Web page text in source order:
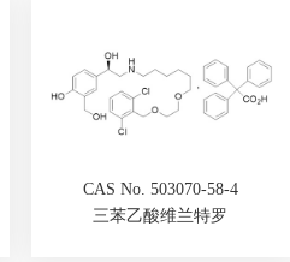
CAS No. 503070-58-4
三苯乙酸维兰特罗